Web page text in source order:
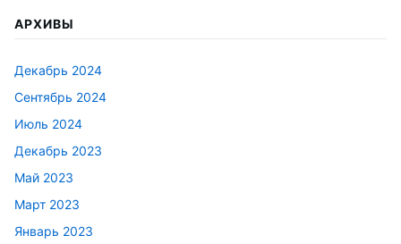
АРХИВЫ
Декабрь 2024
Сентябрь 2024
Июль 2024
Декабрь 2023
Май 2023
Март 2023
Январь 2023